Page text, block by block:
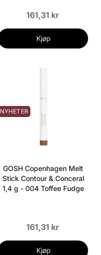
161,31 kr
Kjøp
NYHETER
GOSH Copenhagen Melt
Stick Contour & Conceral
1,4 g - 004 Toffee Fudge
161,31 kr
Kjøp